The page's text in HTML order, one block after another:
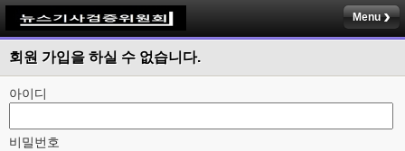
Menu
회원 가입을 하실 수 없습니다.
아이디
비밀번호